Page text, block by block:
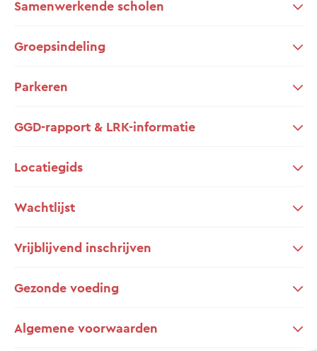
Samenwerkende scholen
Groepsindeling
Parkeren
GGD-rapport & LRK-informatie
Locatiegids
Wachtlijst
Vrijblijvend inschrijven
Gezonde voeding
Algemene voorwaarden